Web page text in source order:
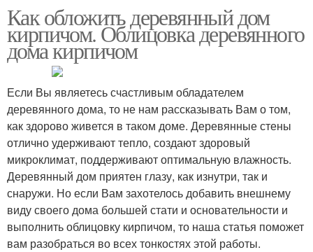
Как обложить деревянный дом
кирпичом. Облицовка деревянного
дома кирпичом
Если Вы являетесь счастливым обладателем
деревянного дома, то не нам рассказывать Вам о том,
как здорово живется в таком доме. Деревянные стены
отлично удерживают тепло, создают здоровый
микроклимат, поддерживают оптимальную влажность.
Деревянный дом приятен глазу, как изнутри, так и
снаружи. Но если Вам захотелось добавить внешнему
виду своего дома большей стати и основательности и
выполнить облицовку кирпичом, то наша статья поможет
вам разобраться во всех тонкостях этой работы.